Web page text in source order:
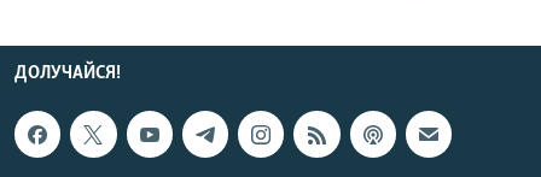
ДОЛУЧАЙСЯ!